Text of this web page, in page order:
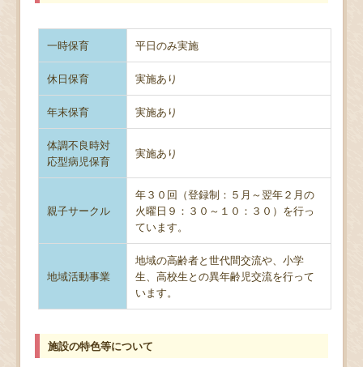
一時保育 平日のみ実施
休日保育 実施あり
年末保育 実施あり
体調不良時対
応型病児保育
実施あり
親子サークル
年３０回（登録制：５月～翌年２月の
火曜日９：３０～１０：３０）を行っ
ています。
地域活動事業
地域の高齢者と世代間交流や、小学
生、高校生との異年齢児交流を行って
います。
施設の特色等について